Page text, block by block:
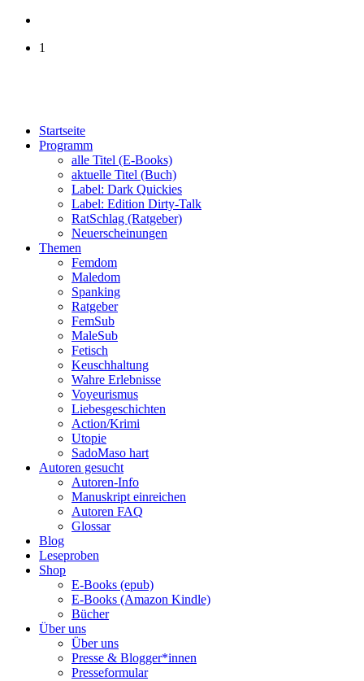
1
Startseite
Programm
alle Titel (E-Books)
aktuelle Titel (Buch)
Label: Dark Quickies
Label: Edition Dirty-Talk
RatSchlag (Ratgeber)
Neuerscheinungen
Themen
Femdom
Maledom
Spanking
Ratgeber
FemSub
MaleSub
Fetisch
Keuschhaltung
Wahre Erlebnisse
Voyeurismus
Liebesgeschichten
Action/Krimi
Utopie
SadoMaso hart
Autoren gesucht
Autoren-Info
Manuskript einreichen
Autoren FAQ
Glossar
Blog
Leseproben
Shop
E-Books (epub)
E-Books (Amazon Kindle)
Bücher
Über uns
Über uns
Presse & Blogger*innen
Presseformular